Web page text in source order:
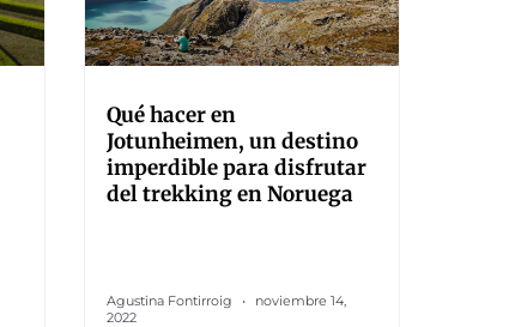
Qué hacer en
Jotunheimen, un destino
imperdible para disfrutar
del trekking en Noruega
Agustina Fontirroig
noviembre 14,
2022